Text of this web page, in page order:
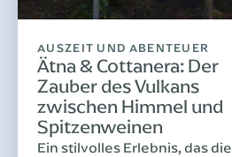
AUSZEIT UND ABENTEUER
Ätna & Cottanera: Der
Zauber des Vulkans
zwischen Himmel und
Spitzenweinen
Ein stilvolles Erlebnis, das die